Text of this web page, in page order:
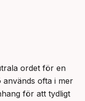
ordet för en
används ofta i mer
för att tydligt